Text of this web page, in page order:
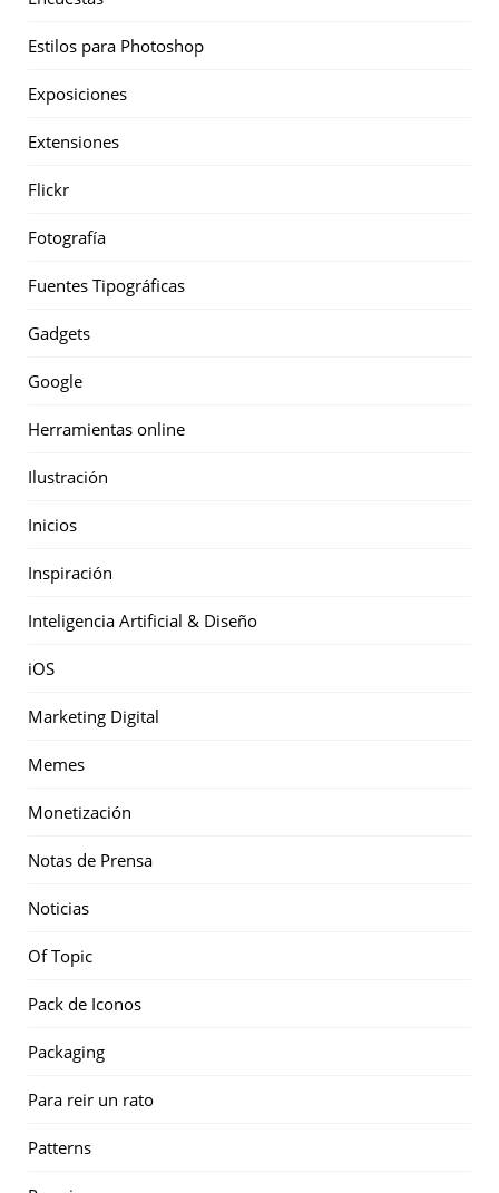
Estilos para Photoshop
Exposiciones
Extensiones
Flickr
Fotografía
Fuentes Tipográficas
Gadgets
Google
Herramientas online
Ilustración
Inicios
Inspiración
Inteligencia Artificial & Diseño
iOS
Marketing Digital
Memes
Monetización
Notas de Prensa
Noticias
Of Topic
Pack de Iconos
Packaging
Para reir un rato
Patterns